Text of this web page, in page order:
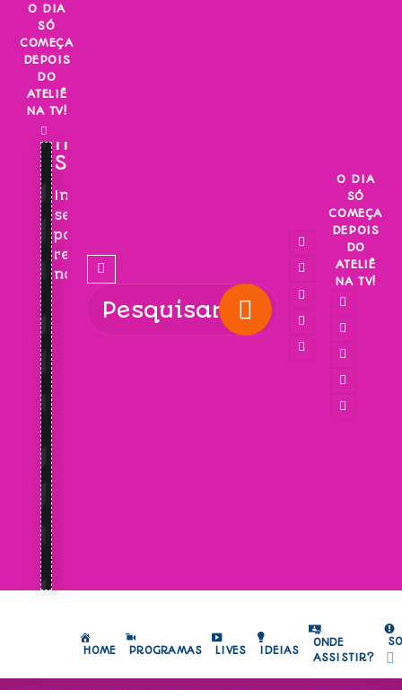
Skip
content
O DIA
SÓ
COMEÇA
DEPOIS
DO
ATELIÊ
NA TV!
INSCREVA-
SE!
Inscreva-
se
para
receber
novidades!
O DIA
SÓ
COMEÇA
DEPOIS
DO
ATELIÊ
NA TV!
HOME PROGRAMAS LIVES IDEIAS
ONDE
ASSISTIR?